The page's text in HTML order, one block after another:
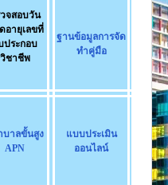
จสอบวัน
อายุเลขที่
ประกอบ
วิชาชีพ
ฐานข้อมูลการจัด
ทำคู่มือ
บาลขั้นสูง
APN
แบบประเมิน
ออนไลน์